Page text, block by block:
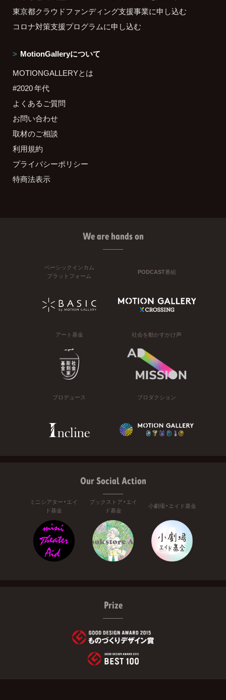
東京都クラウドファンディング支援事業に申し込む
コロナ対策支援プログラムに申し込む
MotionGalleryについて
MOTIONGALLERYとは
#2020 年代
よくあるご質問
お問い合わせ
取材のご相談
利用規約
プライバシーポリシー
特商法表示
We are hands on
ベーシックインカム
プラットフォーム
PODCAST番組
アート基金 社会を動かすかけ声
プロデュース プロダクション
Our Social Action
ミニシアター・エイ
ド基金
ブックストア・エイ
ド基金
小劇場・エイド基金
Prize